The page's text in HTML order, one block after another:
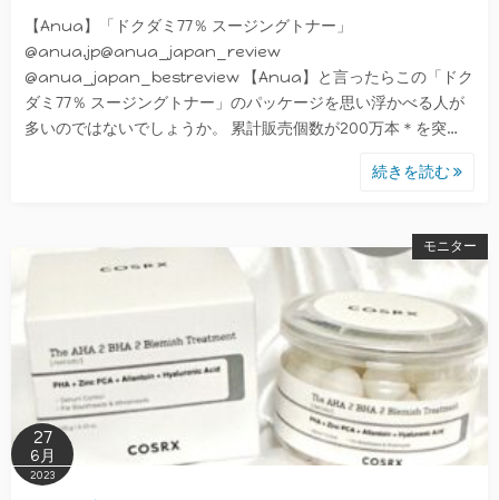
【Anua】「ドクダミ77％ スージングトナー」
@anua.jp@anua_japan_review
@anua_japan_bestreview 【Anua】と言ったらこの「ドク
ダミ77％ スージングトナー」のパッケージを思い浮かべる人が
多いのではないでしょうか。 累計販売個数が200万本＊を突…
続きを読む
モニター
27
6月
2023